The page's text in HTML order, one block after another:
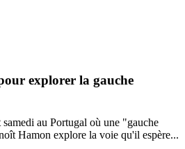
explorer la gauche
au Portugal où une "gauche
Hamon explore la voie qu'il espère...